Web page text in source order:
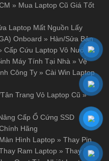
» Mua Laptop Cũ Giá Tốt
Laptop Mất Nguồn Lấy
Onboard » Hàn/Sửa Bản
Cấp Cứu Laptop Vô Nước
Máy Tính Tại Nhà »Vệ
Công Ty »Cài Win Laptop
Trang Vỏ Laptop Cũ »
Cấp Ổ Cứng SSD
Hãng
Hình Laptop »Thay Pin
Ram Laptop »Thay Bản